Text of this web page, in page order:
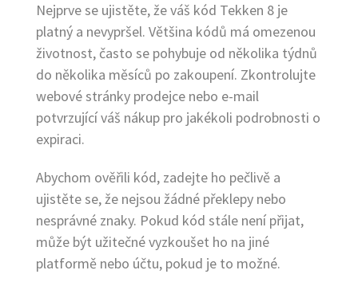
Nejprve se ujistěte, že váš kód Tekken 8 je
platný a nevypršel. Většina kódů má omezenou
životnost, často se pohybuje od několika týdnů
do několika měsíců po zakoupení. Zkontrolujte
webové stránky prodejce nebo e-mail
potvrzující váš nákup pro jakékoli podrobnosti o
expiraci.
Abychom ověřili kód, zadejte ho pečlivě a
ujistěte se, že nejsou žádné překlepy nebo
nesprávné znaky. Pokud kód stále není přijat,
může být užitečné vyzkoušet ho na jiné
platformě nebo účtu, pokud je to možné.